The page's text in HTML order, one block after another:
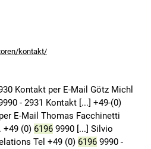
kontakt/
Kontakt per E-Mail Götz Michl
- 2931 Kontakt [...] +49-(0)
E-Mail Thomas Facchinetti
+49 (0) 6196 9990 [...] Silvio
Tel +49 (0) 6196 9990 -